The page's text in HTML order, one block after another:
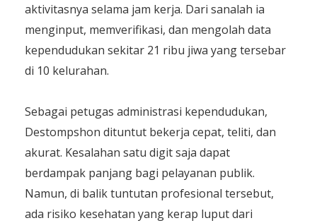
aktivitasnya selama jam kerja. Dari sanalah ia
menginput, memverifikasi, dan mengolah data
kependudukan sekitar 21 ribu jiwa yang tersebar
di 10 kelurahan.
Sebagai petugas administrasi kependudukan,
Destompshon dituntut bekerja cepat, teliti, dan
akurat. Kesalahan satu digit saja dapat
berdampak panjang bagi pelayanan publik.
Namun, di balik tuntutan profesional tersebut,
ada risiko kesehatan yang kerap luput dari